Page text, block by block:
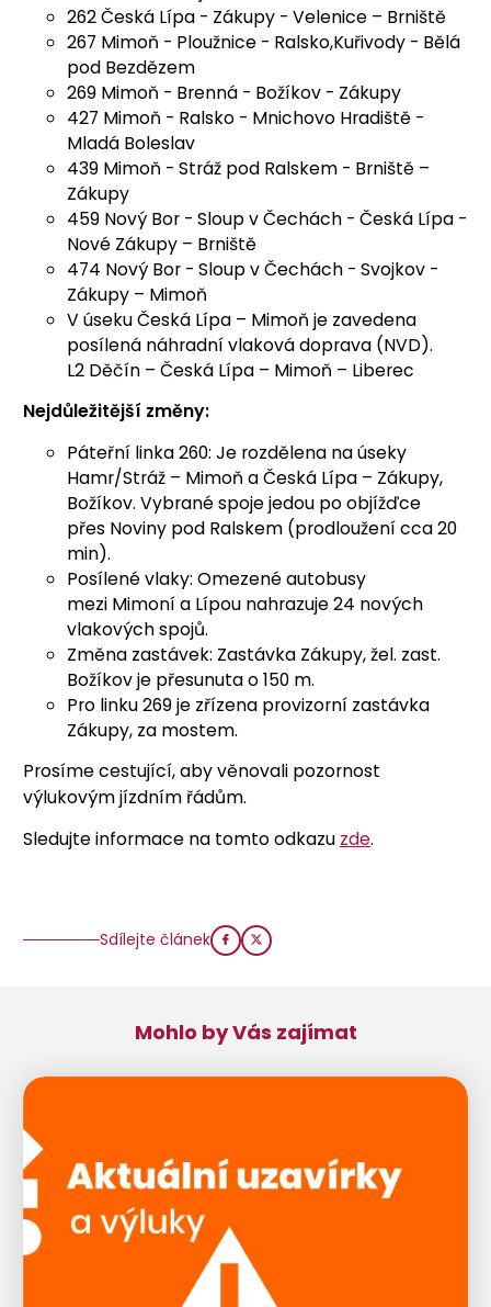
262 Česká Lípa - Zákupy - Velenice – Brniště
267 Mimoň - Ploužnice - Ralsko,Kuřivody - Bělá
pod Bezdězem
269 Mimoň - Brenná - Božíkov - Zákupy
427 Mimoň - Ralsko - Mnichovo Hradiště -
Mladá Boleslav
439 Mimoň - Stráž pod Ralskem - Brniště –
Zákupy
459 Nový Bor - Sloup v Čechách - Česká Lípa -
Nové Zákupy – Brniště
474 Nový Bor - Sloup v Čechách - Svojkov -
Zákupy – Mimoň
V úseku Česká Lípa – Mimoň je zavedena
posílená náhradní vlaková doprava (NVD).
L2 Děčín – Česká Lípa – Mimoň – Liberec
Nejdůležitější změny:
Páteřní linka 260: Je rozdělena na úseky
Hamr/Stráž – Mimoň a Česká Lípa – Zákupy,
Božíkov. Vybrané spoje jedou po objížďce
přes Noviny pod Ralskem (prodloužení cca 20
min).
Posílené vlaky: Omezené autobusy
mezi Mimoní a Lípou nahrazuje 24 nových
vlakových spojů.
Změna zastávek: Zastávka Zákupy, žel. zast.
Božíkov je přesunuta o 150 m.
Pro linku 269 je zřízena provizorní zastávka
Zákupy, za mostem.
Prosíme cestující, aby věnovali pozornost
výlukovým jízdním řádům.
Sledujte informace na tomto odkazu zde.
Sdílejte článek
Mohlo by Vás zajímat